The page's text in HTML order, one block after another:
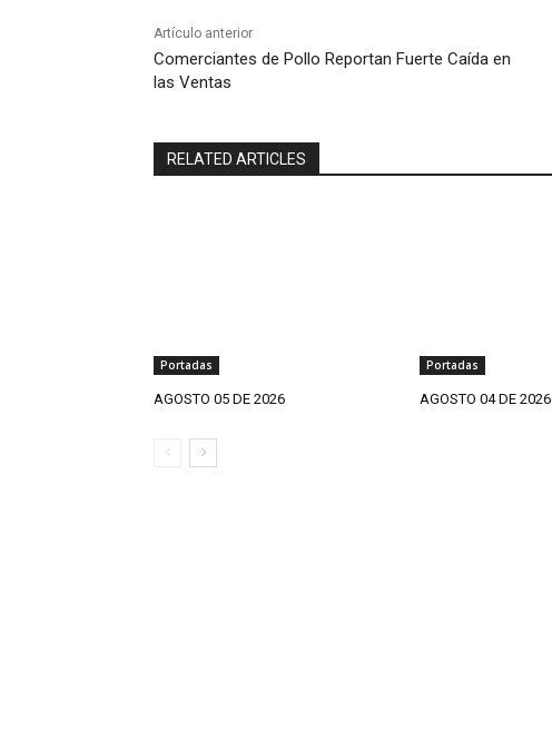
Artículo anterior
Comerciantes de Pollo Reportan Fuerte Caída en
las Ventas
RELATED ARTICLES
Portadas
AGOSTO 05 DE 2026
Portadas
AGOSTO 04 DE 2026